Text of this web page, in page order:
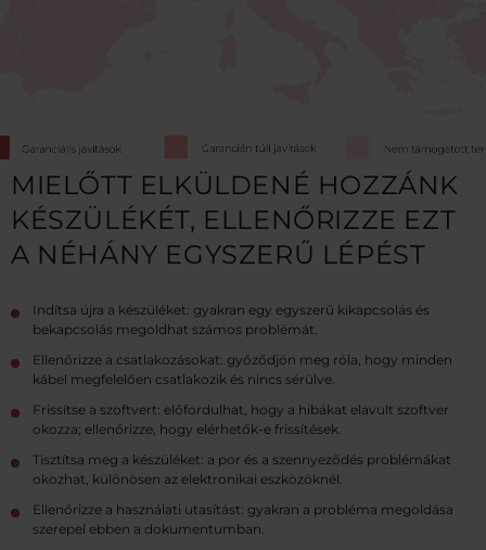
MIELŐTT ELKÜLDENÉ HOZZÁNK
KÉSZÜLÉKÉT, ELLENŐRIZZE EZT
A NÉHÁNY EGYSZERŰ LÉPÉST
Indítsa újra a készüléket: gyakran egy egyszerű kikapcsolás és
bekapcsolás megoldhat számos problémát.
Ellenőrizze a csatlakozásokat: győződjön meg róla, hogy minden
kábel megfelelően csatlakozik és nincs sérülve.
Frissítse a szoftvert: előfordulhat, hogy a hibákat elavult szoftver
okozza; ellenőrizze, hogy elérhetők-e frissítések.
Tisztítsa meg a készüléket: a por és a szennyeződés problémákat
okozhat, különösen az elektronikai eszközöknél.
Ellenőrizze a használati utasítást: gyakran a probléma megoldása
szerepel ebben a dokumentumban.